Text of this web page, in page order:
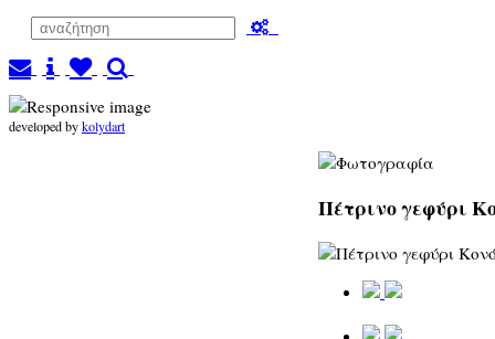
developed bykolydart
Πέτρινο γεφύρι